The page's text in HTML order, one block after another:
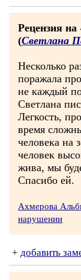
Рецензия на
(Светлана
Несколько
поражала
не каждый
Светлана
Легкость,
время
человека на
человек
жива, мы
Спасибо ей.
Ахмерова
нарушении
+ добавить